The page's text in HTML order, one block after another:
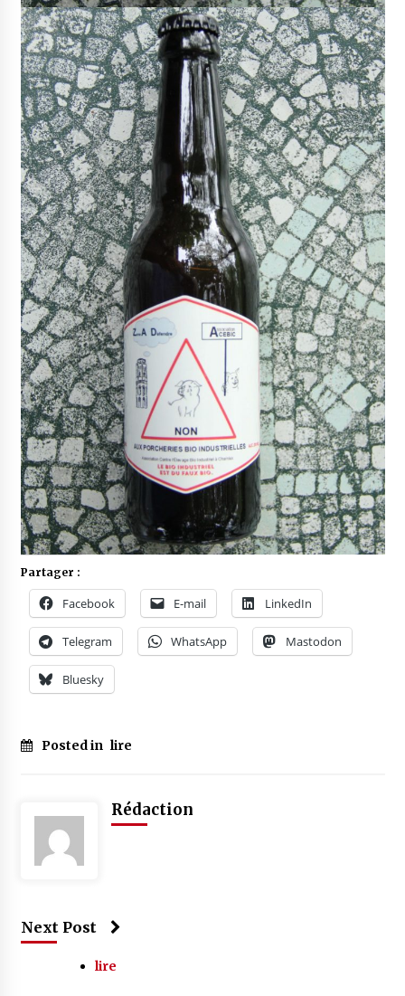
Partager :
Facebook E-mail LinkedIn
Telegram WhatsApp Mastodon
Bluesky
Posted in lire
Rédaction
Next Post
lire